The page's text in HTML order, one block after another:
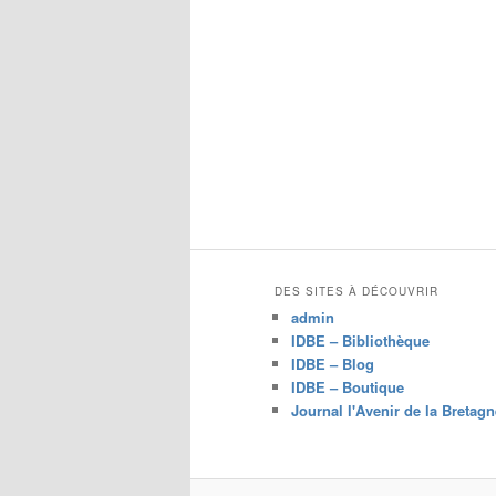
DES SITES À DÉCOUVRIR
admin
IDBE – Bibliothèque
IDBE – Blog
IDBE – Boutique
Journal l'Avenir de la